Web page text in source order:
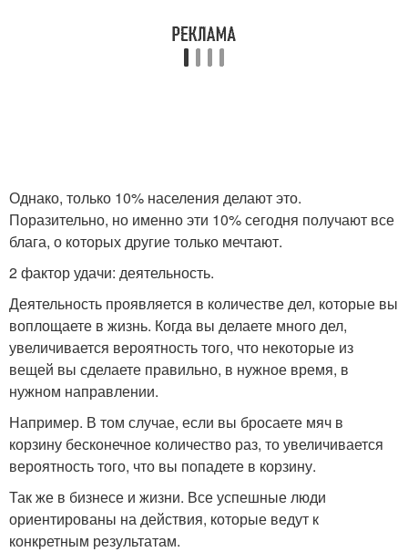
Однако, только 10% населения делают это.
Поразительно, но именно эти 10% сегодня получают все
блага, о которых другие только мечтают.
2 фактор удачи: деятельность.
Деятельность проявляется в количестве дел, которые вы
воплощаете в жизнь. Когда вы делаете много дел,
увеличивается вероятность того, что некоторые из
вещей вы сделаете правильно, в нужное время, в
нужном направлении.
Например. В том случае, если вы бросаете мяч в
корзину бесконечное количество раз, то увеличивается
вероятность того, что вы попадете в корзину.
Так же в бизнесе и жизни. Все успешные люди
ориентированы на действия, которые ведут к
конкретным результатам.